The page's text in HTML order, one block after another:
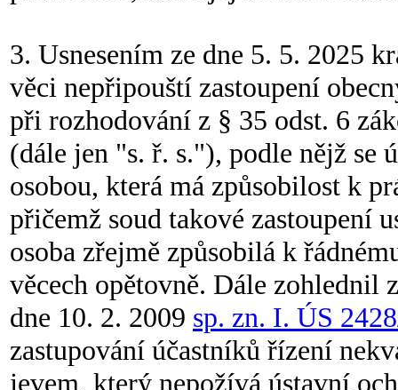
3. Usnesením ze dne 5. 5. 2025
věci nepřipouští zastoupení
při rozhodování z § 35 odst. 6
(dále jen "s. ř. s."), podle nějž se
osobou, která má způsobilost k
přičemž soud takové zastoupení
osoba zřejmě způsobilá k
věcech opětovně. Dále zohlednil
dne 10. 2. 2009 sp. zn. I. ÚS
zastupování účastníků řízení
jevem, který nepožívá ústavní